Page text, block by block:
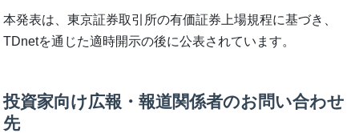
本発表は、東京証券取引所の有価証券上場規程に基づき、
TDnetを通じた適時開示の後に公表されています。
投資家向け広報・報道関係者のお問い合わせ
先